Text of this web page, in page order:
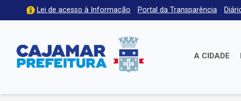
Lei de acesso à Informação Portal da Transparência
A CIDADE